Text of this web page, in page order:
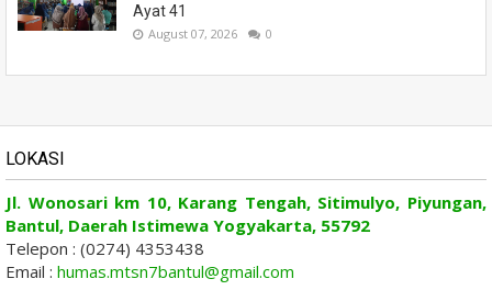
Ayat 41
August 07, 2026 0
LOKASI
Jl. Wonosari km 10, Karang Tengah, Sitimulyo, Piyungan,
Bantul, Daerah Istimewa Yogyakarta, 55792
Telepon : (0274) 4353438
Email : humas.mtsn7bantul@gmail.com